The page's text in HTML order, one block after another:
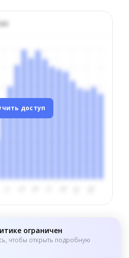
доступ
ограничен
чтобы открыть подробную